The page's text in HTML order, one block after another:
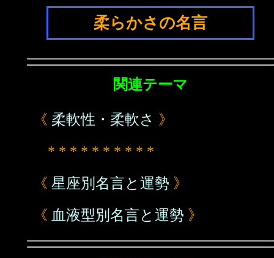
柔らかさの名言
関連テーマ
《 柔軟性・柔軟さ 》
* * * * * * * * * *
《 星座別名言と運勢 》
《 血液型別名言と運勢 》